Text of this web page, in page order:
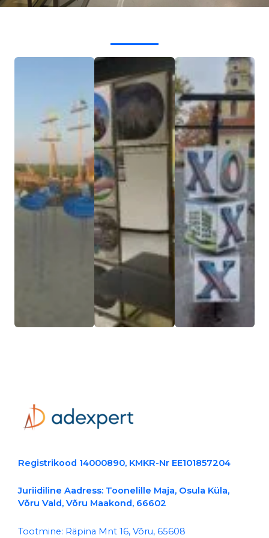
Registrikood 14000890, KMKR-Nr EE101857204
Juriidiline Aadress: Toonelille Maja, Osula Küla,
Võru Vald, Võru Maakond, 66602
Tootmine: Räpina Mnt 16, Võru, 65608